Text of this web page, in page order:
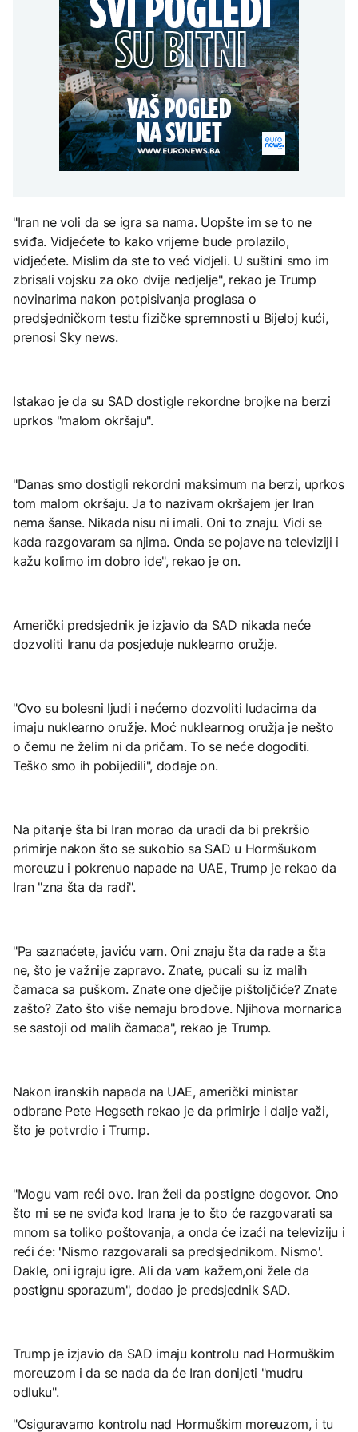
retroaktivne razlike plata
za zaposlene u
institucijama BiH
DRUŠTVO
Počinje isplata
retroaktivne razlike plata
za zaposlene u
institucijama BiH
POLITIKA
Vučić: Samo zahvaljujući
Republici Srpskoj BiH
nije priznala nezavisnost
Kosova*
Požar u centralnoj
Grčkoj uglavnom
stavljen pod kontrolu
FOKUS
SZO pojačava pomoć
Kongu zbog epidemije
ebole, skoro 4.000
zaraženih
na Mjesec
TEHNOLOGIJA
Britanska kraljevska
kovnica iz elektronskog
otpada izdvaja zlato
Ruska vakcina protiv
melanoma: Prvi pacijent
uskoro završava terapiju
"Iran ne voli da se igra sa nama. Uopšte im se to ne
sviđa. Vidjećete to kako vrijeme bude prolazilo,
vidjećete. Mislim da ste to već vidjeli. U suštini smo im
zbrisali vojsku za oko dvije nedjelje", rekao je Trump
novinarima nakon potpisivanja proglasa o
predsjedničkom testu fizičke spremnosti u Bijeloj kući,
prenosi Sky news.
Istakao je da su SAD dostigle rekordne brojke na berzi
uprkos "malom okršaju".
"Danas smo dostigli rekordni maksimum na berzi, uprkos
tom malom okršaju. Ja to nazivam okršajem jer Iran
nema šanse. Nikada nisu ni imali. Oni to znaju. Vidi se
kada razgovaram sa njima. Onda se pojave na televiziji i
kažu kolimo im dobro ide", rekao je on.
Američki predsjednik je izjavio da SAD nikada neće
dozvoliti Iranu da posjeduje nuklearno oružje.
"Ovo su bolesni ljudi i nećemo dozvoliti ludacima da
imaju nuklearno oružje. Moć nuklearnog oružja je nešto
o čemu ne želim ni da pričam. To se neće dogoditi.
Teško smo ih pobijedili", dodaje on.
Na pitanje šta bi Iran morao da uradi da bi prekršio
primirje nakon što se sukobio sa SAD u Hormšukom
moreuzu i pokrenuo napade na UAE, Trump je rekao da
Iran "zna šta da radi".
"Pa saznaćete, javiću vam. Oni znaju šta da rade a šta
ne, što je važnije zapravo. Znate, pucali su iz malih
čamaca sa puškom. Znate one dječije pištoljčiće? Znate
zašto? Zato što više nemaju brodove. Njihova mornarica
se sastoji od malih čamaca", rekao je Trump.
Nakon iranskih napada na UAE, američki ministar
odbrane Pete Hegseth rekao je da primirje i dalje važi,
što je potvrdio i Trump.
"Mogu vam reći ovo. Iran želi da postigne dogovor. Ono
što mi se ne sviđa kod Irana je to što će razgovarati sa
mnom sa toliko poštovanja, a onda će izaći na televiziju i
reći će: 'Nismo razgovarali sa predsjednikom. Nismo'.
Dakle, oni igraju igre. Ali da vam kažem,oni žele da
postignu sporazum", dodao je predsjednik SAD.
Trump je izjavio da SAD imaju kontrolu nad Hormuškim
moreuzom i da se nada da će Iran donijeti "mudru
odluku".
"Osiguravamo kontrolu nad Hormuškim moreuzom, i tu